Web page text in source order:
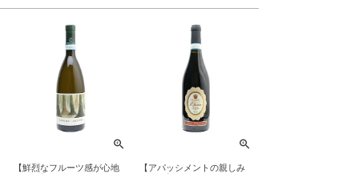
【鮮烈なフルーツ感が心地
【アパッシメントの親しみ